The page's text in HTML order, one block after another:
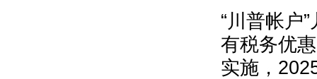
“川普帐户
有税务优
实施，